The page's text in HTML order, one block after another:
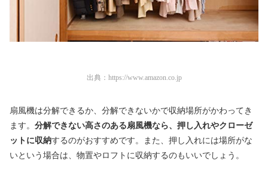
出典： https://www.amazon.co.jp
扇風機は分解できるか、分解できないかで収納場所がかわってき
ます。 分解できない高さのある扇風機なら、押し入れやクローゼ
ットに収納するのがおすすめです。また、押し入れには場所がな
いという場合は、物置やロフトに収納するのもいいでしょう。